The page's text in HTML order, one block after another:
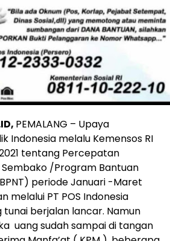
PEMALANG – Upaya
Indonesia melalu Kemensos RI
tentang Percepatan
Sembako /Program Bantuan
periode Januari -Maret
melalui PT POS Indonesia
berjalan lancar. Namun
uang sudah sampai di tangan